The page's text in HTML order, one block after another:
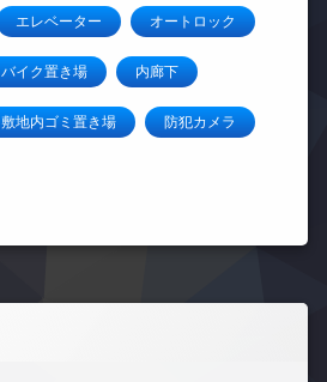
エレベーター オートロック
バイク置き場 内廊下
敷地内ゴミ置き場 防犯カメラ